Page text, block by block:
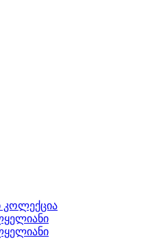
კოლექცია